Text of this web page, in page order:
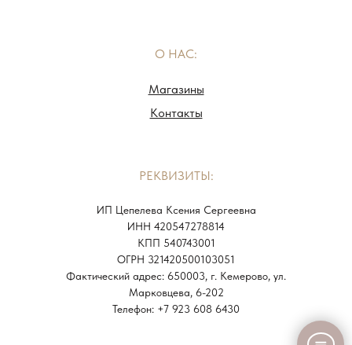
О НАС:
РЕКВИЗИТЫ:
Магазины
Контакты
ИП Цепелева Ксения Сергеевна
ИНН 420547278814
КПП 540743001
ОГРН 321420500103051
Фактический адрес: 650003, г. Кемерово, ул.
Марковцева, 6-202
Телефон: +7 923 608 6430